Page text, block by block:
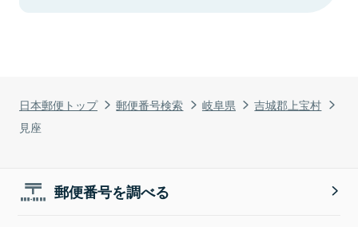
日本郵便トップ 郵便番号検索 岐阜県
吉城郡上宝村
見座
郵便番号を調べる